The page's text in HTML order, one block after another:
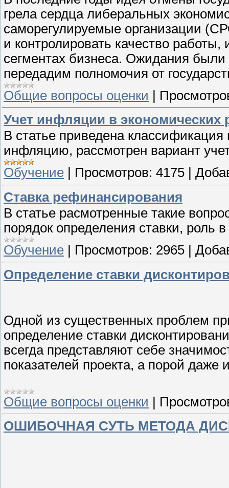
грела сердца либеральных
саморегулируемые организации
и контролировать качество
сегментах бизнеса. Ожидания
передадим полномочия от
Общие вопросы оценки |
Учет инфляции в экономических
В статье приведена
инфляцию, рассмотрен вариант
Обучение
Просмотров: 4175
Ставка рефинансирования
В статье расмотренные такие
порядок определения ставки, роль
Обучение
Просмотров: 2965
Определение ставки
Одной из существенных проблем
определение ставки
всегда представляют себе
показателей проекта, а порой даже
Общие вопросы оценки |
ОШИБОЧНАЯ СУТЬ МЕТОДА